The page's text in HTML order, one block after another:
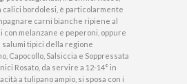
calici bordolesi, è particolarmente
carni bianche ripiene al
con melanzane e peperoni, oppure
salumi tipici della regione
Capocollo, Salsiccia e Soppressata
Rosato, da servire a 12-14° in
a tulipano ampio, si sposa con i